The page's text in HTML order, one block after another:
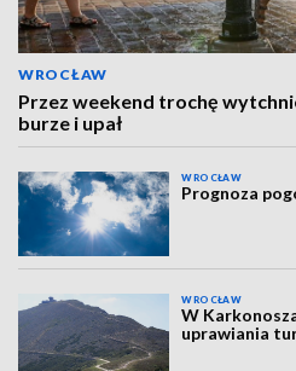
WROCŁAW
Przez weekend trochę
burze i upał
WROCŁAW
Prognoza
WROCŁAW
W
uprawiania